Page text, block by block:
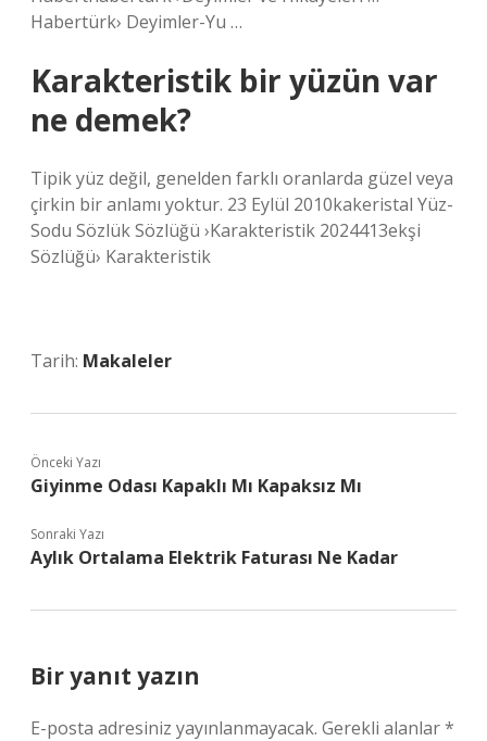
Habertürk› Deyimler-Yu …
Karakteristik bir yüzün var
ne demek?
Tipik yüz değil, genelden farklı oranlarda güzel veya
çirkin bir anlamı yoktur. 23 Eylül 2010kakeristal Yüz-
Sodu Sözlük Sözlüğü ›Karakteristik 2024413ekşi
Sözlüğü› Karakteristik
Tarih: Makaleler
Önceki Yazı
Giyinme Odası Kapaklı Mı Kapaksız Mı
Sonraki Yazı
Aylık Ortalama Elektrik Faturası Ne Kadar
Bir yanıt yazın
E-posta adresiniz yayınlanmayacak. Gerekli alanlar*